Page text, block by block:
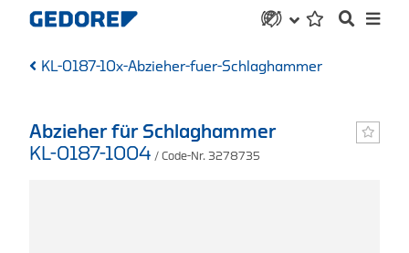
KL-0187-10x-Abzieher-fuer-Schlaghammer
Abzieher für Schlaghammer
KL-0187-1004 / Code-Nr. 3278735